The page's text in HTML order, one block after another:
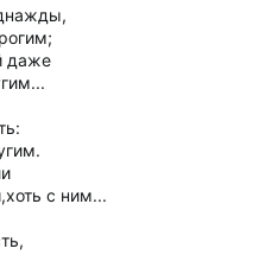
даже
с ним...